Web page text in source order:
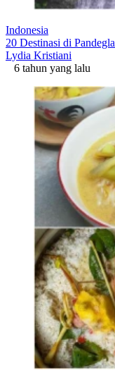
Indonesia
20 Destinasi di
Lydia Kristiani
6 tahun yang lalu